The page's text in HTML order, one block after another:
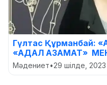
Гүлтас Құрманбай:
«АДАЛ АЗАМАТ»
Мәдениет•29 шілде, 2023